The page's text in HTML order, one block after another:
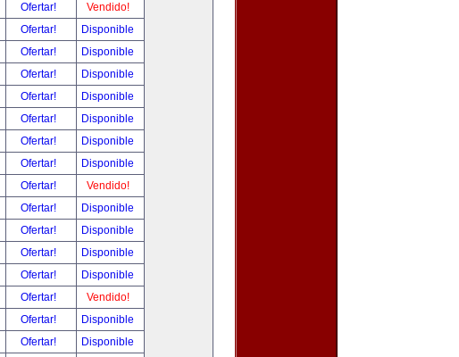
Ofertar!
Vendido!
Ofertar!
Disponible
Ofertar!
Disponible
Ofertar!
Disponible
Ofertar!
Disponible
Ofertar!
Disponible
Ofertar!
Disponible
Ofertar!
Disponible
Ofertar!
Vendido!
Ofertar!
Disponible
Ofertar!
Disponible
Ofertar!
Disponible
Ofertar!
Disponible
Ofertar!
Vendido!
Ofertar!
Disponible
Ofertar!
Disponible